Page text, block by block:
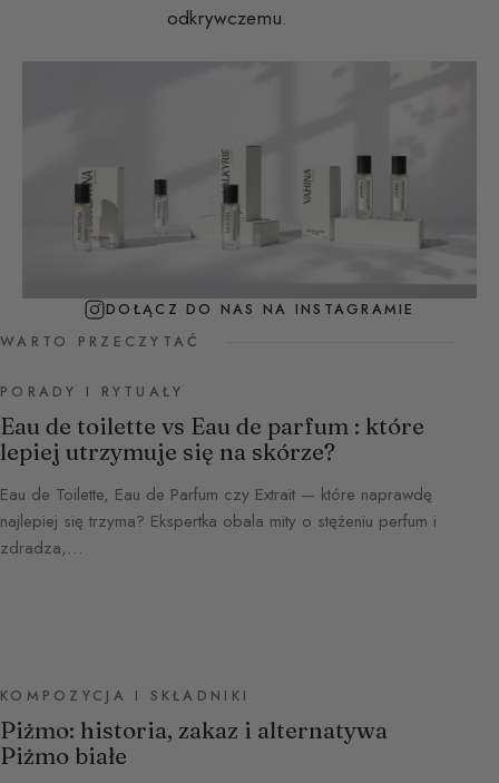
odkrywczemu.
DOŁĄCZ DO NAS NA INSTAGRAMIE
WARTO PRZECZYTAĆ
PORADY I RYTUAŁY
Eau de toilette vs Eau de parfum : które
lepiej utrzymuje się na skórze?
Eau de Toilette, Eau de Parfum czy Extrait — które naprawdę
najlepiej się trzyma? Ekspertka obala mity o stężeniu perfum i
zdradza,…
KOMPOZYCJA I SKŁADNIKI
Piżmo: historia, zakaz i alternatywa
Piżmo białe